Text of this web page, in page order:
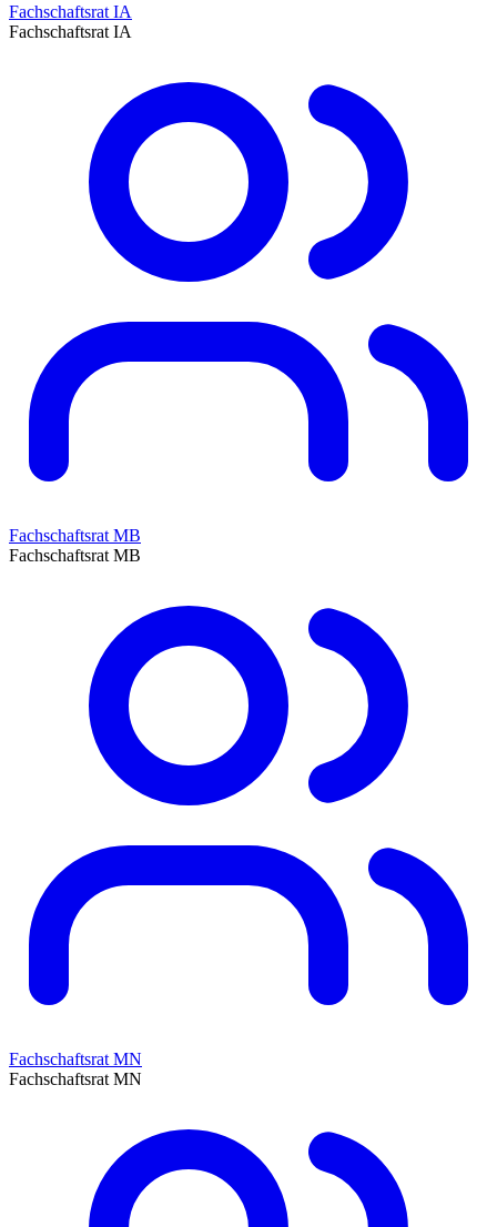
Fachschaftsrat IA
Fachschaftsrat IA
Fachschaftsrat MB
Fachschaftsrat MB
Fachschaftsrat MN
Fachschaftsrat MN